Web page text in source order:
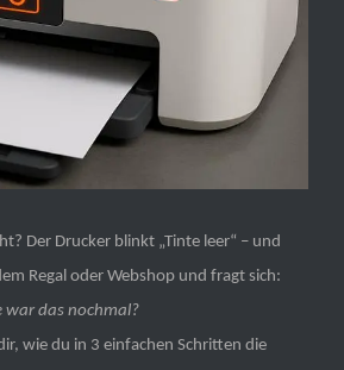
Der Drucker blinkt „Tinte leer“ – und
Regal oder Webshop und fragt sich:
war das nochmal?
wie du in 3 einfachen Schritten die